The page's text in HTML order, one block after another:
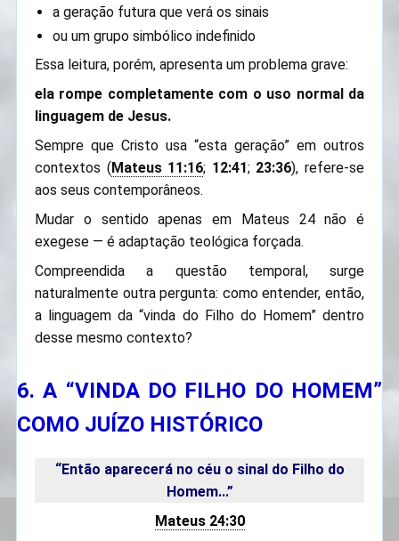
a geração futura que verá os sinais
ou um grupo simbólico indefinido
Essa leitura, porém, apresenta um problema grave:
ela rompe completamente com o uso normal da
linguagem de Jesus.
Sempre que Cristo usa “esta geração” em outros
contextos (Mateus 11:16; 12:41; 23:36), refere-se
aos seus contemporâneos.
Mudar o sentido apenas em Mateus 24 não é
exegese — é adaptação teológica forçada.
Compreendida a questão temporal, surge
naturalmente outra pergunta: como entender, então,
a linguagem da “vinda do Filho do Homem” dentro
desse mesmo contexto?
6. A “VINDA DO FILHO DO HOMEM”
COMO JUÍZO HISTÓRICO
“Então aparecerá no céu o sinal do Filho do
Homem...”
Mateus 24:30